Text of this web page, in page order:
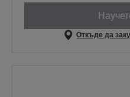
Откъде да